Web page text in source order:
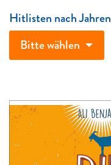
Hitlisten nach Jahren
Bitte wählen